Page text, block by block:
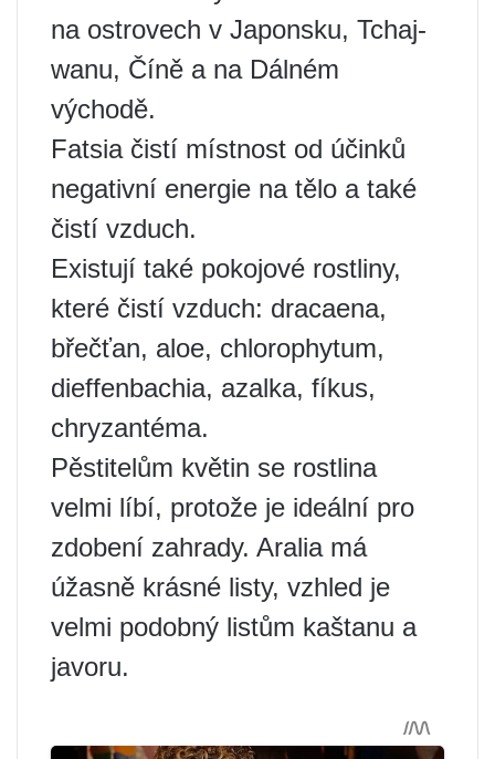
na ostrovech v Japonsku, Tchaj-
wanu, Číně a na Dálném
východě.
Fatsia čistí místnost od účinků
negativní energie na tělo a také
čistí vzduch.
Existují také pokojové rostliny,
které čistí vzduch: dracaena,
břečťan, aloe, chlorophytum,
dieffenbachia, azalka, fíkus,
chryzantéma.
Pěstitelům květin se rostlina
velmi líbí, protože je ideální pro
zdobení zahrady. Aralia má
úžasně krásné listy, vzhled je
velmi podobný listům kaštanu a
javoru.